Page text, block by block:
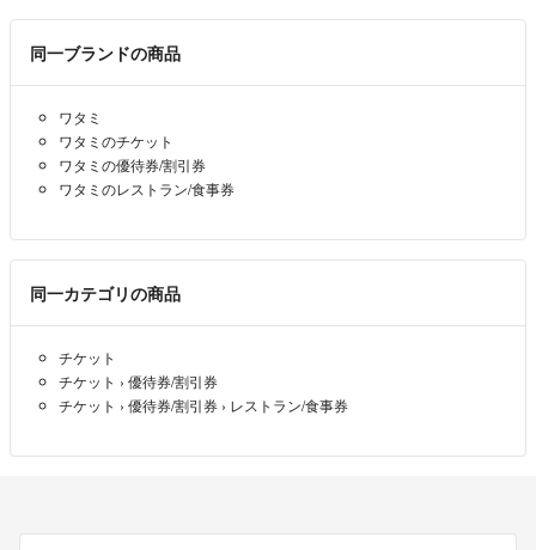
✲…早めの発送を心掛けておりますが、遅くなる場合はご連絡致しま
コメントなし、即購入ＯＫです。
ご質問中でも他の方が購入された場合は、申し訳ございませんが購入さ
れた方を優先致します。
※購入後、購入者様から一言メッセージお願いします。終始無言の方は
申し訳ございませんが、評価を下げさせて頂きます。(不安な取引を無
くすため、ご協力お願い致します(⁎ᴗ͈ˬᴗ͈⁎))
断捨離中で色んな物を出品しています。
同一ブランドの商品
ワタミ
ワタミのチケット
ワタミの優待券/割引券
ワタミのレストラン/食事券
同一カテゴリの商品
チケット
チケット › 優待券/割引券
チケット › 優待券/割引券 › レストラン/食事券